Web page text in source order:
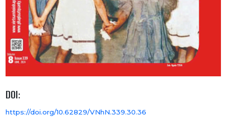
DOI:
https://doi.org/10.62829/VNhN.339.30.36